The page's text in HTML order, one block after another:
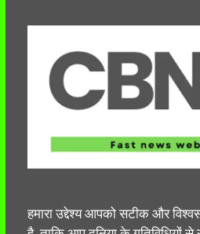
हमारा उद्देश्य आपको सटीक और